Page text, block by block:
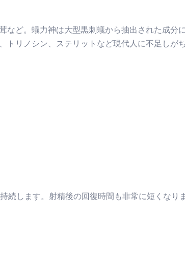
ど。蟻力神は大型黒刺蟻から抽出された成分
リノシン、ステリットなど現代人に不足しが
続します。射精後の回復時間も非常に短くなり